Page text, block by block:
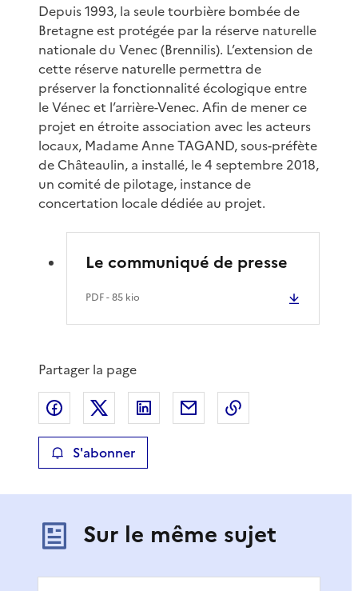
Depuis 1993, la seule tourbière bombée de
Bretagne est protégée par la réserve naturelle
nationale du Venec (Brennilis). L’extension de
cette réserve naturelle permettra de
préserver la fonctionnalité écologique entre
le Vénec et l’arrière-Venec. Afin de mener ce
projet en étroite association avec les acteurs
locaux, Madame Anne TAGAND, sous-préfète
de Châteaulin, a installé, le 4 septembre 2018,
un comité de pilotage, instance de
concertation locale dédiée au projet.
Le communiqué de presse
PDF- 85 kio
Partager la page
Partager sur Facebook
Partager sur XPartager sur LinkedIn
Partager par email
S'abonner
Sur le même sujet